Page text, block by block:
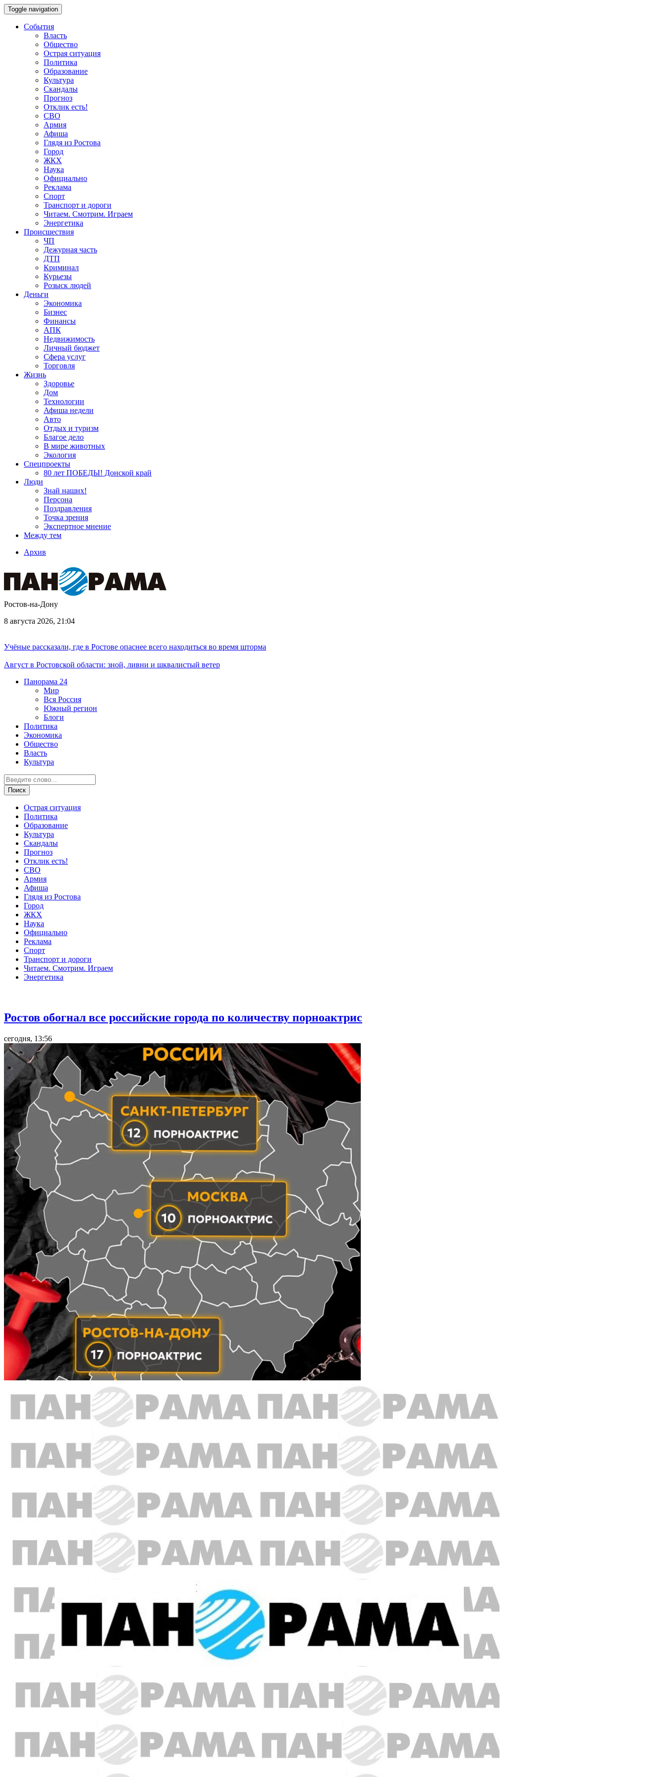
Toggle navigation
События
Власть
Общество
Острая ситуация
Политика
Образование
Культура
Скандалы
Прогноз
Отклик есть!
СВО
Армия
Афиша
Глядя из Ростова
Город
ЖКХ
Наука
Официально
Реклама
Спорт
Транспорт и дороги
Читаем. Смотрим. Играем
Энергетика
Происшествия
ЧП
Дежурная часть
ДТП
Криминал
Курьезы
Розыск людей
Деньги
Экономика
Бизнес
Финансы
АПК
Недвижимость
Личный бюджет
Сфера услуг
Торговля
Жизнь
Здоровье
Дом
Технологии
Афиша недели
Авто
Отдых и туризм
Благое дело
В мире животных
Экология
Спецпроекты
80 лет ПОБЕДЫ! Донской край
Люди
Знай наших!
Персона
Поздравления
Точка зрения
Экспертное мнение
Между тем
Архив
Ростов-на-Дону
8 августа 2026, 21:04
Учёные рассказали, где в Ростове опаснее всего находиться во время шторма
Август в Ростовской области: зной, ливни и шквалистый ветер
Панорама 24
Мир
Вся Россия
Южный регион
Блоги
Политика
Экономика
Общество
Власть
Культура
Острая ситуация
Политика
Образование
Культура
Скандалы
Прогноз
Отклик есть!
СВО
Армия
Афиша
Глядя из Ростова
Город
ЖКХ
Наука
Официально
Реклама
Спорт
Транспорт и дороги
Читаем. Смотрим. Играем
Энергетика
Ростов обогнал все российские города по количеству порноактрис
сегодня, 13:56